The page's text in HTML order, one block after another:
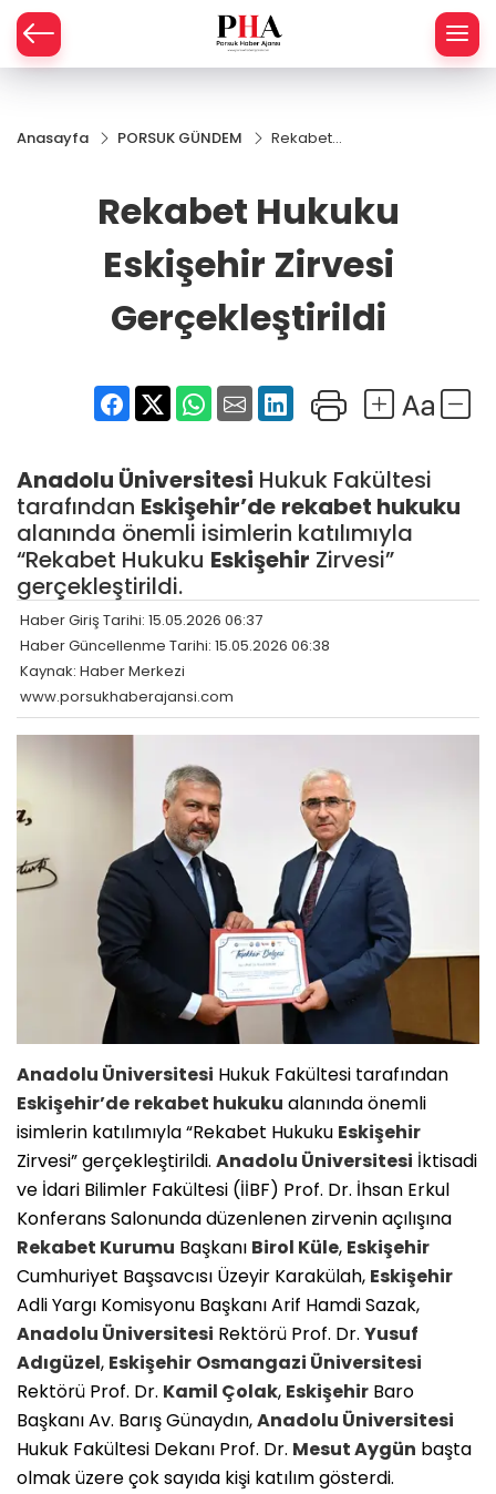
Anasayfa PORSUK GÜNDEM
Rekabet
Zirvesi
Gerçekleştirildi
Rekabet Hukuku
Eskişehir Zirvesi
Gerçekleştirildi
Anadolu Üniversitesi Hukuk Fakültesi
tarafından Eskişehir’de rekabet hukuku
alanında önemli isimlerin katılımıyla
“Rekabet Hukuku Eskişehir Zirvesi”
gerçekleştirildi.
Haber Giriş Tarihi: 15.05.2026 06:37
Haber Güncellenme Tarihi: 15.05.2026 06:38
Kaynak: Haber Merkezi
www.porsukhaberajansi.com
Anadolu Üniversitesi Hukuk Fakültesi tarafından
Eskişehir’de rekabet hukuku alanında önemli
isimlerin katılımıyla “Rekabet Hukuku Eskişehir
Zirvesi” gerçekleştirildi. Anadolu Üniversitesi İktisadi
ve İdari Bilimler Fakültesi (İİBF) Prof. Dr. İhsan Erkul
Konferans Salonunda düzenlenen zirvenin açılışına
Rekabet Kurumu Başkanı Birol Küle, Eskişehir
Cumhuriyet Başsavcısı Üzeyir Karakülah, Eskişehir
Adli Yargı Komisyonu Başkanı Arif Hamdi Sazak,
Anadolu Üniversitesi Rektörü Prof. Dr. Yusuf
Adıgüzel, Eskişehir Osmangazi Üniversitesi
Rektörü Prof. Dr. Kamil Çolak, Eskişehir Baro
Başkanı Av. Barış Günaydın,Anadolu Üniversitesi
Hukuk Fakültesi Dekanı Prof. Dr. Mesut Aygün başta
olmak üzere çok sayıda kişi katılım gösterdi.